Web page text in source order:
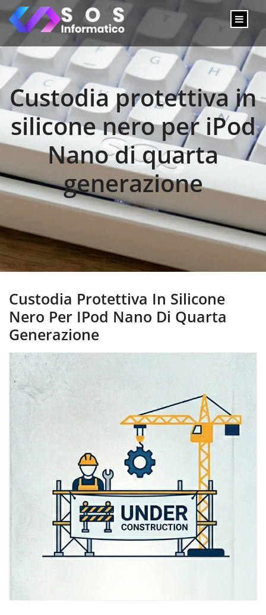
Custodia protettiva in
silicone nero per iPod
Nano di quarta
generazione
Custodia Protettiva In Silicone
Nero Per IPod Nano Di Quarta
Generazione